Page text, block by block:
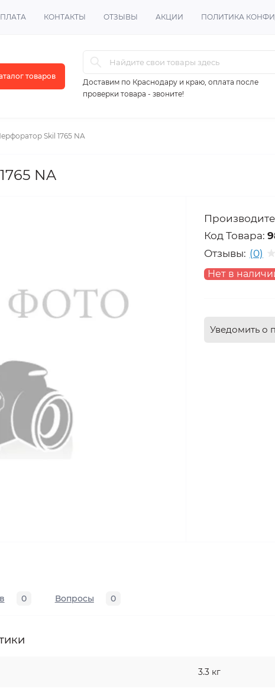
КОНТАКТЫ ОТЗЫВЫ АКЦИИ ПОЛИТИКА
товаров
Доставим по Краснодару и краю, оплата после
проверки товара - звоните!
Skil 1765 NA
NA
Код Товара:
Отзывы: (0)
Нет в
Уведомить о
0 Вопросы 0
3.3 кг